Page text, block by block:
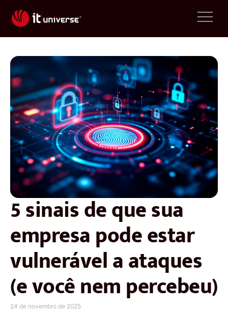
5 sinais de que sua
empresa pode estar
vulnerável a ataques
(e você nem percebeu)
24 de novembro de 2025